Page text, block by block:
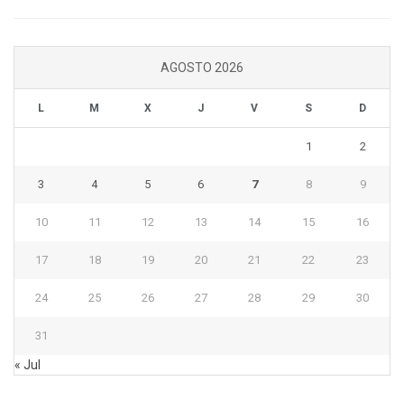
AGOSTO 2026
L M X J V S D
1 2
3 4 5 6 7 8 9
10 11 12 13 14 15 16
17 18 19 20 21 22 23
24 25 26 27 28 29 30
31
« Jul